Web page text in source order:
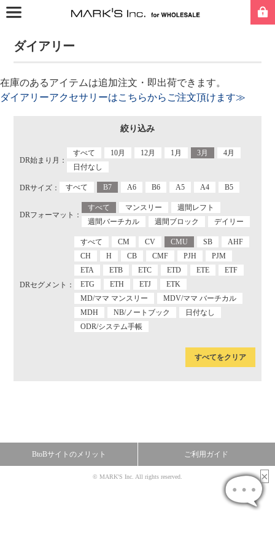
ダイアリー
在庫のあるアイテムは追加注文・即出荷できます。
ダイアリーアクセサリーはこちらからご注文頂けます≫
絞り込み
DR始まり月：
すべて 10月 12月 1月 3月
4月
日付なし
DRサイズ： すべて B7 A6 B6 A5 A4 B5
DRフォーマット：
すべて マンスリー
週間レフト
週間バーチカル
週間ブロック デイリー
DRセグメント：
すべて CM CV CMU SB
AHF
CH
H CB CMF PJH
PJM
ETA
ETB ETC ETD ETE
ETF
ETG
ETH ETJ
ETK
MD/ママ マンスリー
MDV/ママ バーチカル
MDH
NB/ノートブック
日付なし
ODR/システム手帳
すべてをクリア
BtoBサイトのメリット ご利用ガイド
© MARK'S Inc. All rights reserved.